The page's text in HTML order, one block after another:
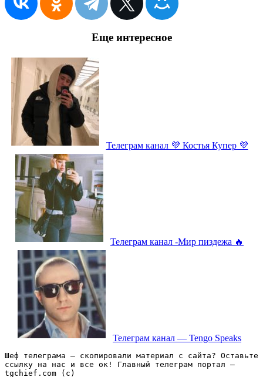
Еще интересное
Телеграм канал 💜 Костья Купер 💜
Телеграм канал -Мир пиздежа 🔥
Телеграм канал — Tengo Speaks
Шеф телеграма – скопировали материал с сайта? Оставьте
ссылку на нас и все ок! Главный телеграм портал –